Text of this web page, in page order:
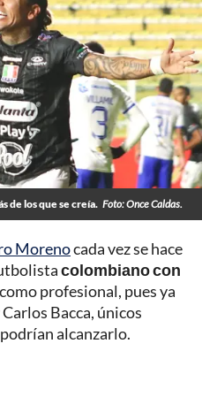
de los que se creía. Foto: Once Caldas.
Morenocada vez se hace
colombiano con
como profesional, pues ya
Bacca, únicos
alcanzarlo.